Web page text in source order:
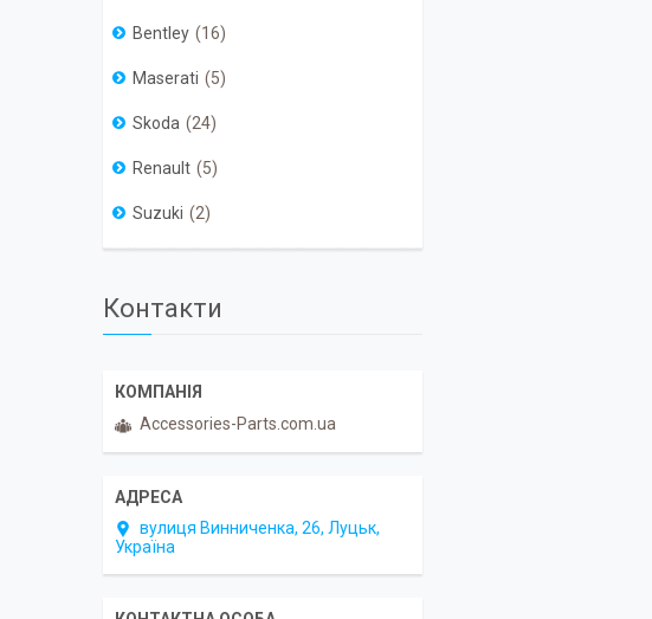
Bentley 16
Maserati 5
Skoda 24
Renault 5
Suzuki 2
Контакти
Accessories-Parts.com.ua
вулиця Винниченка, 26, Луцьк,
Україна